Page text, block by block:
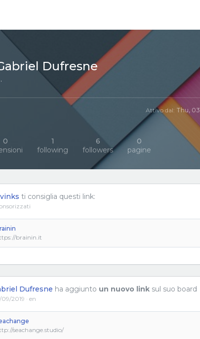
Dufresne
Attivo dal: Thu,
0
1
following
6
followers
0
pagine
ti consiglia questi link:
brainin.it
Dufresne ha aggiunto un nuovo link sul suo board
2019 · en
seachange.studio/